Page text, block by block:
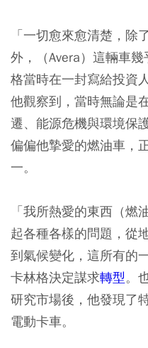
「一切愈來愈清楚，除
外，（Avera）這輛車
格當時在一封寫給投資
他觀察到，當時無論是
遷、能源危機與環境保
偏偏他摯愛的燃油車，
一。
「我所熱愛的東西（燃
起各種各樣的問題，從
到氣候變化，這所有的
卡林格決定謀求轉型。
研究市場後，他發現了
電動卡車。